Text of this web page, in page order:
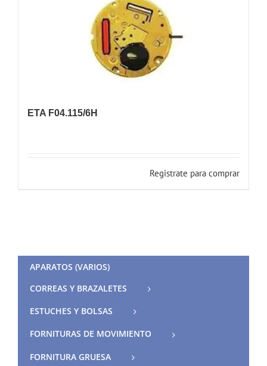
ETA F04.115/6H
Registrate para comprar
APARATOS (VARIOS)
CORREAS Y BRAZALETES
ESTUCHES Y BOLSAS
FORNITURAS DE MOVIMIENTO
FORNITURA GRUESA